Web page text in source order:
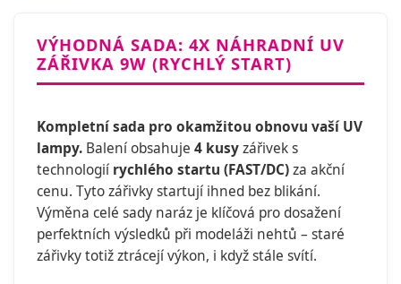
VÝHODNÁ SADA: 4X NÁHRADNÍ UV
ZÁŘIVKA 9W (RYCHLÝ START)
Kompletní sada pro okamžitou obnovu vaší UV
lampy. Balení obsahuje 4 kusyzářivek s
technologií rychlého startu (FAST/DC)za akční
cenu. Tyto zářivky startují ihned bez blikání.
Výměna celé sady naráz je klíčová pro dosažení
perfektních výsledků při modeláži nehtů – staré
zářivky totiž ztrácejí výkon, i když stále svítí.